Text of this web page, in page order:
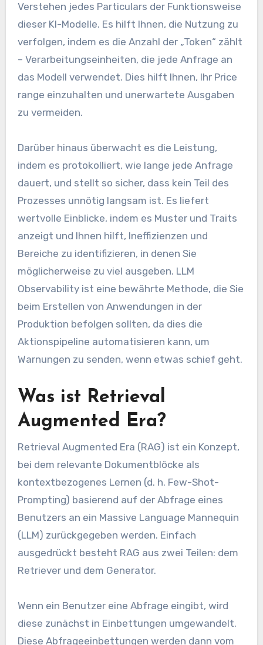
Verstehen jedes Particulars der Funktionsweise
dieser KI-Modelle. Es hilft Ihnen, die Nutzung zu
verfolgen, indem es die Anzahl der „Token“ zählt
– Verarbeitungseinheiten, die jede Anfrage an
das Modell verwendet. Dies hilft Ihnen, Ihr Price
range einzuhalten und unerwartete Ausgaben
zu vermeiden.
Darüber hinaus überwacht es die Leistung,
indem es protokolliert, wie lange jede Anfrage
dauert, und stellt so sicher, dass kein Teil des
Prozesses unnötig langsam ist. Es liefert
wertvolle Einblicke, indem es Muster und Traits
anzeigt und Ihnen hilft, Ineffizienzen und
Bereiche zu identifizieren, in denen Sie
möglicherweise zu viel ausgeben. LLM
Observability ist eine bewährte Methode, die Sie
beim Erstellen von Anwendungen in der
Produktion befolgen sollten, da dies die
Aktionspipeline automatisieren kann, um
Warnungen zu senden, wenn etwas schief geht.
Was ist Retrieval
Augmented Era?
Retrieval Augmented Era (RAG) ist ein Konzept,
bei dem relevante Dokumentblöcke als
kontextbezogenes Lernen (d. h. Few-Shot-
Prompting) basierend auf der Abfrage eines
Benutzers an ein Massive Language Mannequin
(LLM) zurückgegeben werden. Einfach
ausgedrückt besteht RAG aus zwei Teilen: dem
Retriever und dem Generator.
Wenn ein Benutzer eine Abfrage eingibt, wird
diese zunächst in Einbettungen umgewandelt.
Diese Abfrageeinbettungen werden dann vom